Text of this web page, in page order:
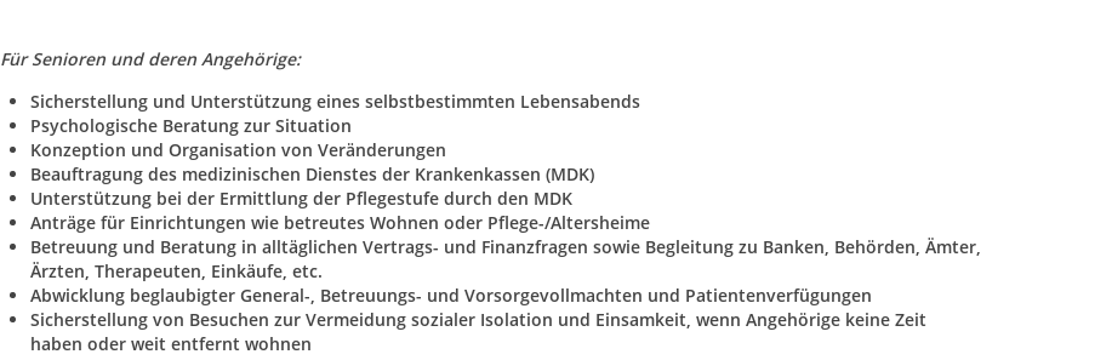
Für Senioren und deren Angehörige:
Sicherstellung und Unterstützung eines selbstbestimmten Lebensabends
Psychologische Beratung zur Situation
Konzeption und Organisation von Veränderungen
Beauftragung des medizinischen Dienstes der Krankenkassen (MDK)
Unterstützung bei der Ermittlung der Pflegestufe durch den MDK
Anträge für Einrichtungen wie betreutes Wohnen oder Pflege-/Altersheime
Betreuung und Beratung in alltäglichen Vertrags- und Finanzfragen sowie Begleitung zu Banken, Behörden, Ämter,
Ärzten, Therapeuten, Einkäufe, etc.
Abwicklung beglaubigter General-, Betreuungs- und Vorsorgevollmachten und Patientenverfügungen
Sicherstellung von Besuchen zur Vermeidung sozialer Isolation und Einsamkeit, wenn Angehörige keine Zeit
haben oder weit entfernt wohnen